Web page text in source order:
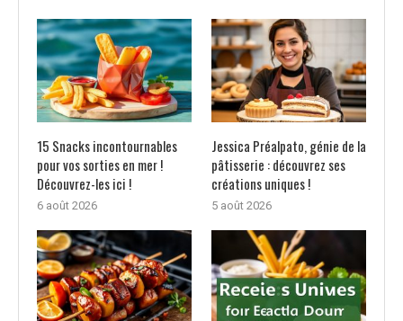
15 Snacks incontournables
pour vos sorties en mer !
Découvrez-les ici !
6 août 2026
Jessica Préalpato, génie de la
pâtisserie : découvrez ses
créations uniques !
5 août 2026